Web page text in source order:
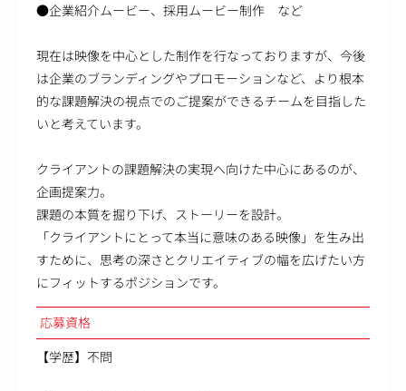
●企業紹介ムービー、採用ムービー制作 など
現在は映像を中心とした制作を行なっておりますが、今後
は企業のブランディングやプロモーションなど、より根本
的な課題解決の視点でのご提案ができるチームを目指した
いと考えています。
クライアントの課題解決の実現へ向けた中心にあるのが、
企画提案力。
課題の本質を掘り下げ、ストーリーを設計。
「クライアントにとって本当に意味のある映像」を生み出
すために、思考の深さとクリエイティブの幅を広げたい方
にフィットするポジションです。
応募資格
【学歴】不問